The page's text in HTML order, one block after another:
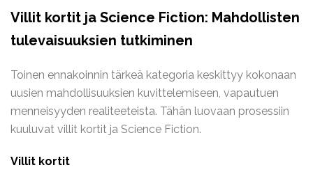
Villit kortit ja Science Fiction: Mahdollisten
tulevaisuuksien tutkiminen
Toinen ennakoinnin tärkeä kategoria keskittyy kokonaan
uusien mahdollisuuksien kuvittelemiseen, vapautuen
menneisyyden realiteeteista. Tähän luovaan prosessiin
kuuluvat villit kortit ja Science Fiction.
Villit kortit